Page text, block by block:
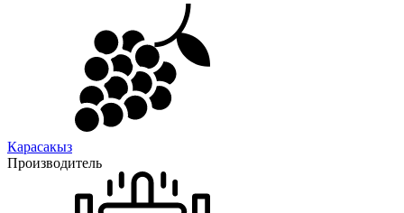
Карасакыз
Производитель